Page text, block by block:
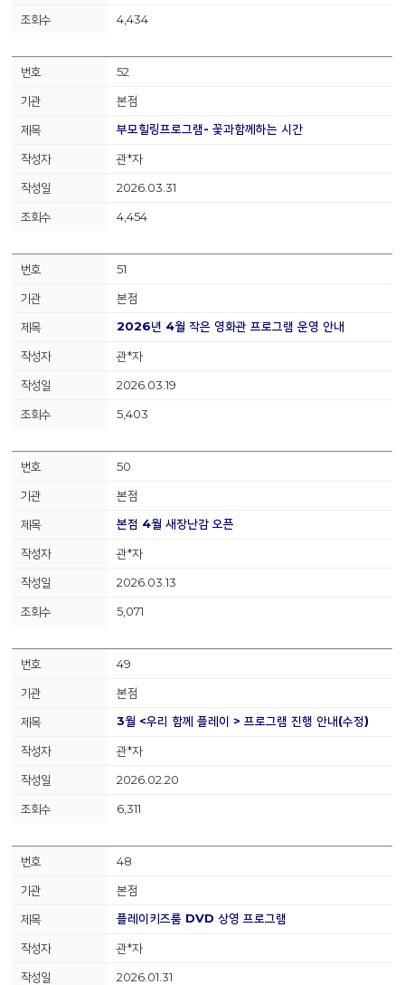
4,434
52
본점
부모힐링프로그램- 꽃과함께하는 시간
관*자
2026.03.31
4,454
51
본점
2026년 4월 작은 영화관 프로그램 운영 안내
관*자
2026.03.19
5,403
50
본점
본점 4월 새장난감 오픈
관*자
2026.03.13
5,071
49
본점
3월 <우리 함께 플레이 > 프로그램 진행 안내(수정)
관*자
2026.02.20
6,311
48
본점
플레이키즈룸 DVD 상영 프로그램
관*자
2026.01.31